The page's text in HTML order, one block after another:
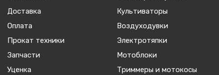
Доставка
Оплата
Прокат техники
Запчасти
Уценка
Культиваторы
Воздуходувки
Электротяпки
Мотоблоки
Триммеры и мотокосы